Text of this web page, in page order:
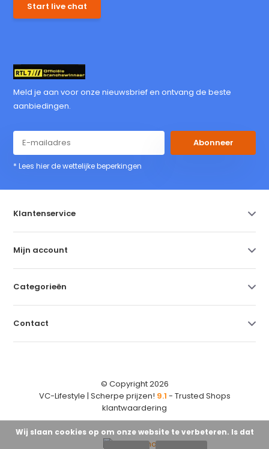
Start live chat
Meld je aan voor onze nieuwsbrief en ontvang de beste
aanbiedingen.
Abonneer
* Lees hier de wettelijke beperkingen
Klantenservice
Mijn account
Categorieën
Contact
© Copyright 2026
VC-Lifestyle | Scherpe prijzen! 9.1 - Trusted Shops
klantwaardering
Wij slaan cookies op om onze website te verbeteren. Is dat